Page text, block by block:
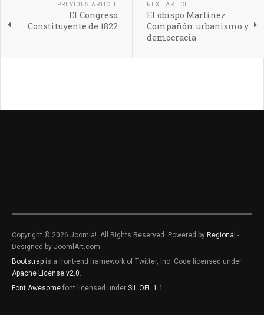
PREVIOUS ARTICLE
El Congreso
Constituyente de 1822
NEXT ARTICLE
El obispo Martínez
Compañón: urbanismo y
democracia
Copyright © 2026 Joomla!. All Rights Reserved. Powered by Regional -
Designed by JoomlArt.com.
Bootstrap is a front-end framework of Twitter, Inc. Code licensed under
Apache License v2.0.
Font Awesome font licensed under SIL OFL 1.1 .